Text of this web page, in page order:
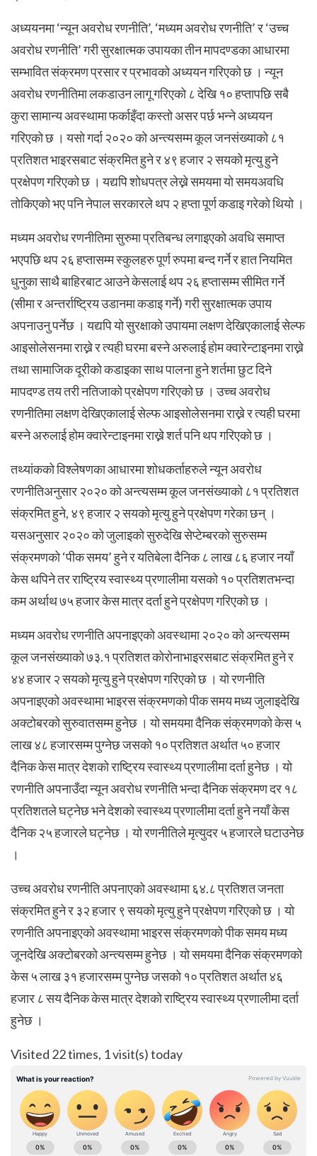
अध्ययनमा ‘न्यून अवरोध रणनीति’, ‘मध्यम अवरोध रणनीति’ र ‘उच्च
अवरोध रणनीति’ गरी सुरक्षात्मक उपायका तीन मापदण्डका आधारमा
सम्भावित संक्रमण प्रसार र प्रभावको अध्ययन गरिएको छ । न्यून
अवरोध रणनीतिमा लकडाउन लागू गरिएको ८ देखि १० हप्तापछि सबै
कुरा सामान्य अवस्थामा फर्काइँदा कस्तो असर पर्छ भन्ने अध्ययन
गरिएको छ । यसो गर्दा २०२० को अन्त्यसम्म कूल जनसंख्याको ८१
प्रतिशत भाइरसबाट संक्रमित हुने र ४९ हजार २ सयको मृत्यु हुने
प्रक्षेपण गरिएको छ । यद्यपि शोधपत्र लेख्ने समयमा यो समयअवधि
तोकिएको भए पनि नेपाल सरकारले थप २ हप्ता पूर्ण कडाइ गरेको थियो ।
मध्यम अवरोध रणनीतिमा सुरुमा प्रतिबन्ध लगाइएको अवधि समाप्त
भएपछि थप २६ हप्तासम्म स्कुलहरु पूर्ण रुपमा बन्द गर्ने र हात नियमित
धुनुका साथै बाहिरबाट आउने केसलाई थप २६ हप्तासम्म सीमित गर्ने
(सीमा र अन्तर्राष्ट्रिय उडानमा कडाइ गर्ने) गरी सुरक्षात्मक उपाय
अपनाउनु पर्नेछ । यद्यपि यो सुरक्षाको उपायमा लक्षण देखिएकालाई सेल्फ
आइसोलेसनमा राख्ने र त्यही घरमा बस्ने अरुलाई होम क्वारेन्टाइनमा राख्ने
तथा सामाजिक दूरीको कडाइका साथ पालना हुने शर्तमा छुट दिने
मापदण्ड तय तरी नतिजाको प्रक्षेपण गरिएको छ । उच्च अवरोध
रणनीतिमा लक्षण देखिएकालाई सेल्फ आइसोलेसनमा राख्ने र त्यही घरमा
बस्ने अरुलाई होम क्वारेन्टाइनमा राख्ने शर्त पनि थप गरिएको छ ।
तथ्यांकको विश्लेषणका आधारमा शोधकर्ताहरुले न्यून अवरोध
रणनीतिअनुसार २०२० को अन्त्यसम्म कूल जनसंख्याको ८१ प्रतिशत
संक्रमित हुने, ४९ हजार २ सयको मृत्यु हुने प्रक्षेपण गरेका छन् ।
यसअनुसार २०२० को जुलाइको सुरुदेखि सेप्टेम्बरको सुरुसम्म
संक्रमणको ‘पीक समय’ हुने र यतिबेला दैनिक ८ लाख ८६ हजार नयाँ
केस थपिने तर राष्ट्रिय स्वास्थ्य प्रणालीमा यसको १० प्रतिशतभन्दा
कम अर्थाथ ७५ हजार केस मात्र दर्ता हुने प्रक्षेपण गरिएको छ ।
मध्यम अवरोध रणनीति अपनाइएको अवस्थामा २०२० को अन्त्यसम्म
कूल जनसंख्याको ७३.१ प्रतिशत कोरोनाभाइरसबाट संक्रमित हुने र
४४ हजार २ सयको मृत्यु हुने प्रक्षेपण गरिएको छ । यो रणनीति
अपनाइएको अवस्थामा भाइरस संक्रमणको पीक समय मध्य जुलाइदेखि
अक्टोबरको सुरुवातसम्म हुनेछ । यो समयमा दैनिक संक्रमणको केस ५
लाख ४८ हजारसम्म पुग्नेछ जसको १० प्रतिशत अर्थात ५० हजार
दैनिक केस मात्र देशको राष्ट्रिय स्वास्थ्य प्रणालीमा दर्ता हुनेछ । यो
रणनीति अपनाउँदा न्यून अवरोध रणनीति भन्दा दैनिक संक्रमण दर १८
प्रतिशतले घट्नेछ भने देशको स्वास्थ्य प्रणालीमा दर्ता हुने नयाँ केस
दैनिक २५ हजारले घट्नेछ । यो रणनीतिले मृत्युदर ५ हजारले घटाउनेछ
।
उच्च अवरोध रणनीति अपनाएको अवस्थामा ६४.८ प्रतिशत जनता
संक्रमित हुने र ३२ हजार ९ सयको मृत्यु हुने प्रक्षेपण गरिएको छ । यो
रणनीति अपनाइएको अवस्थामा भाइरस संक्रमणको पीक समय मध्य
जूनदेखि अक्टोबरको अन्त्यसम्म हुनेछ । यो समयमा दैनिक संक्रमणको
केस ५ लाख ३१ हजारसम्म पुग्नेछ जसको १० प्रतिशत अर्थात ४६
हजार ८ सय दैनिक केस मात्र देशको राष्ट्रिय स्वास्थ्य प्रणालीमा दर्ता
हुनेछ ।
Visited 22 times, 1 visit(s) today